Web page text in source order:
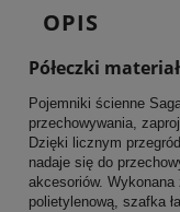
OPIS
Półeczki
Pojemniki ścienne
przechowywania,
Dzięki licznym
nadaje się do
akcesoriów. Wykonana
polietylenową, szafka